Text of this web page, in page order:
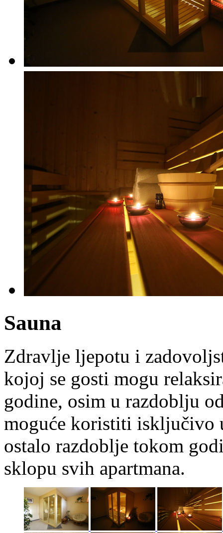
Sauna
Zdravlje ljepotu i
kojoj se gosti mogu
godine, osim u razdoblju
moguće koristiti isključivo
ostalo razdoblje tokom
sklopu svih apartmana.